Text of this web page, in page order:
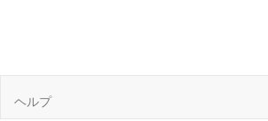
ヘルプ